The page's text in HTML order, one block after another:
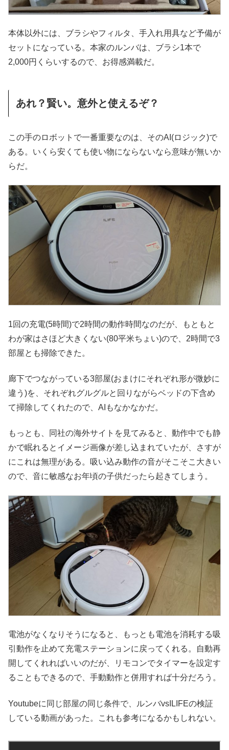
本体以外には、ブラシやフィルタ、手入れ用具など予備が
セットになっている。本家のルンバは、ブラシ1本で
2,000円くらいするので、お得感満載だ。
あれ？賢い。意外と使えるぞ？
この手のロボットで一番重要なのは、そのAI(ロジック)で
ある。いくら安くても使い物にならないなら意味が無いか
らだ。
1回の充電(5時間)で2時間の動作時間なのだが、もともと
わが家はさほど大きくない(80平米ちょい)ので、2時間で3
部屋とも掃除できた。
廊下でつながっている3部屋(おまけにそれぞれ形が微妙に
違う)を、それぞれグルグルと回りながらベッドの下含め
て掃除してくれたので、AIもなかなかだ。
もっとも、同社の海外サイトを見てみると、動作中でも静
かで眠れるとイメージ画像が差し込まれていたが、さすが
にこれは無理がある。吸い込み動作の音がそこそこ大きい
ので、音に敏感なお年頃の子供だったら起きてしまう。
電池がなくなりそうになると、もっとも電池を消耗する吸
引動作を止めて充電ステーションに戻ってくれる。自動再
開してくれればいいのだが、リモコンでタイマーを設定す
ることもできるので、手動動作と併用すれば十分だろう。
Youtubeに同じ部屋の同じ条件で、ルンバvsILIFEの検証
している動画があった。これも参考になるかもしれない。